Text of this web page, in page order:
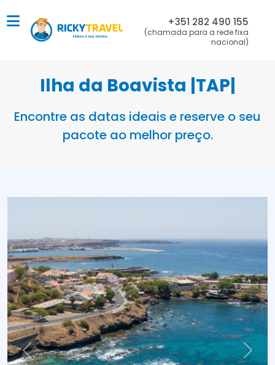
+351 282 490 155
(chamada para a rede fixa
nacional)
Ilha da Boavista |TAP|
Encontre as datas ideais e reserve o seu
pacote ao melhor preço.
Previous Next